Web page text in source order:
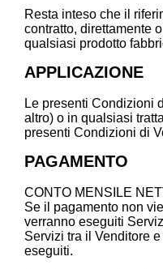
Resta inteso che il
contratto, direttamente
qualsiasi prodotto
APPLICAZIONE
Le presenti Condizioni
altro) o in qualsiasi
presenti Condizioni di
PAGAMENTO
CONTO MENSILE
Se il pagamento non
verranno eseguiti
Servizi tra il Venditore
eseguiti.